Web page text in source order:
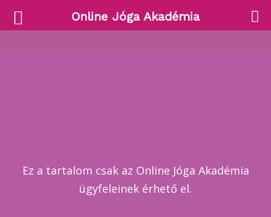
Ez a tartalom csak az Online Jóga Akadémia
ügyfeleinek érhető el.
Online Jóga Akadémia